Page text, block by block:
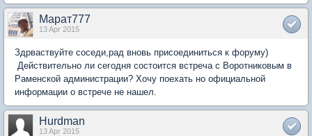
Марат777
13 Apr 2015
Здрваствуйте соседи,рад вновь присоединиться к форуму)
Действительно ли сегодня состоится встреча с Воротниковым в
Раменской администрации? Хочу поехать но официальной
информации о встрече не нашел.
Hurdman
13 Apr 2015